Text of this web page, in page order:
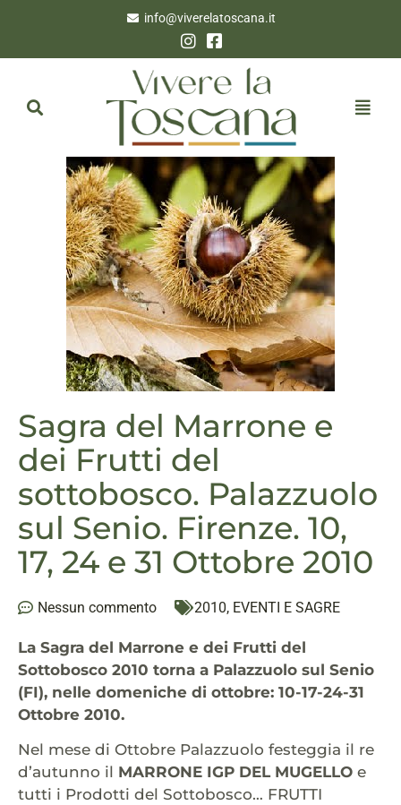
info@viverelatoscana.it
Sagra del Marrone e
dei Frutti del
sottobosco. Palazzuolo
sul Senio. Firenze. 10,
17, 24 e 31 Ottobre 2010
Nessun commento 2010, EVENTI E SAGRE
La Sagra del Marrone e dei Frutti del
Sottobosco 2010 torna a Palazzuolo sul Senio
(FI), nelle domeniche di ottobre: 10-17-24-31
Ottobre 2010.
Nel mese di Ottobre Palazzuolo festeggia il re
d’autunno il MARRONE IGP DEL MUGELLO e
tutti i Prodotti del Sottobosco… FRUTTI